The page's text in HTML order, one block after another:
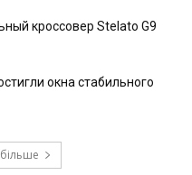
кроссовер Stelato G9
окна стабильного